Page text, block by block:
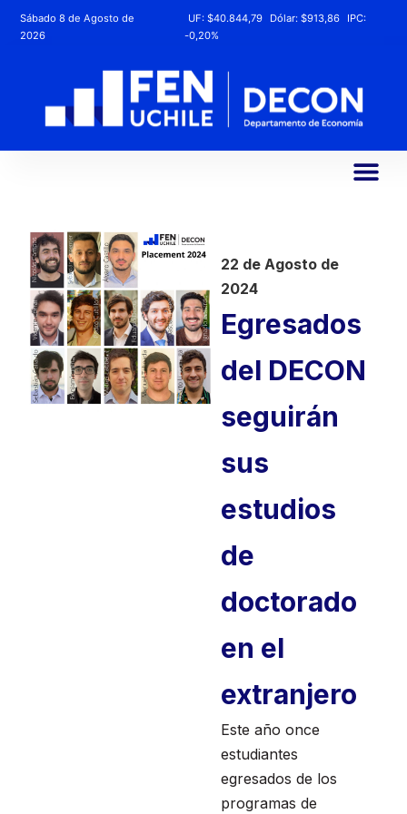
Sábado 8 de Agosto de
2026
UF:$40.844,79 Dólar:$913,86
IPC:
-0,20%
22 de Agosto de
2024
Egresados
del DECON
seguirán
sus
estudios
de
doctorado
en el
extranjero
Este año once
estudiantes
egresados de los
programas de